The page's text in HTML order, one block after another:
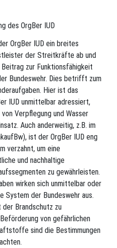
des OrgBer IUD
OrgBer IUD ein breites
der Streitkräfte ab und
zur Funktionsfähigkeit
Bundeswehr. Dies betrifft zum
Hier ist das
IUD unmittelbar adressiert,
Verpflegung und Wasser
Auch anderweitig, z.B. im
ist der OrgBer IUD eng
verzahnt, um eine
und nachhaltige
zu gewährleisten.
wirken sich unmittelbar oder
der Bundeswehr aus.
Brandschutz zu
von gefährlichen
sind die Bestimmungen